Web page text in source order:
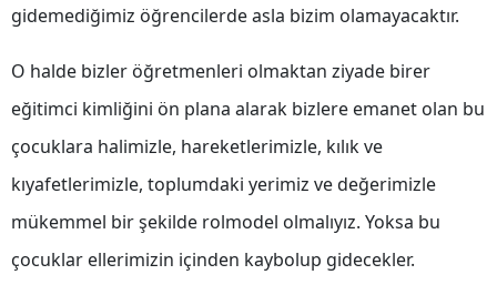
Van
Aksaray
Bayburt
gidemediğimiz öğrencilerde asla bizim olamayacaktır.
O halde bizler öğretmenleri olmaktan ziyade birer
eğitimci kimliğini ön plana alarak bizlere emanet olan bu
çocuklara halimizle, hareketlerimizle, kılık ve
kıyafetlerimizle, toplumdaki yerimiz ve değerimizle
mükemmel bir şekilde rolmodel olmalıyız. Yoksa bu
çocuklar ellerimizin içinden kaybolup gidecekler.